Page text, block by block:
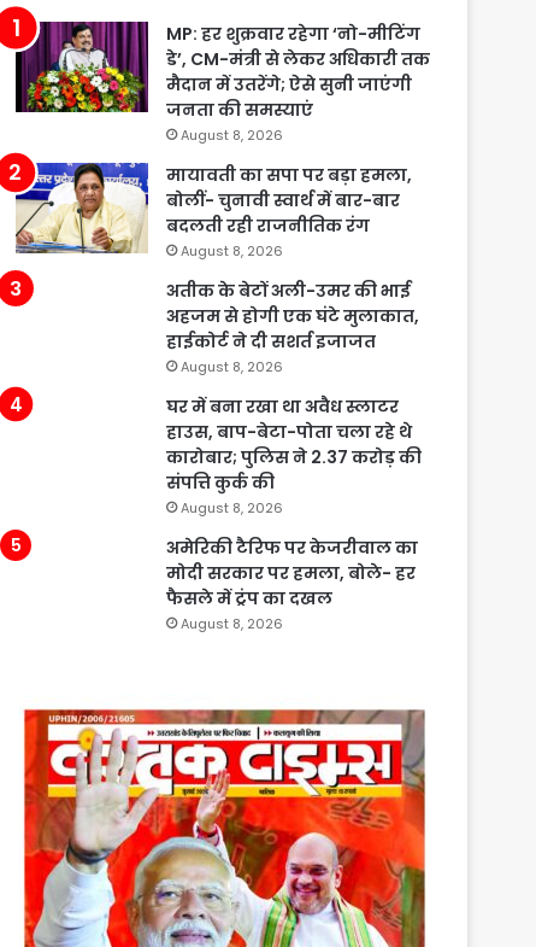
MP: हर शुक्रवार रहेगा ‘नो-मीटिंग
डे’, CM-मंत्री से लेकर अधिकारी तक
मैदान में उतरेंगे; ऐसे सुनी जाएंगी
जनता की समस्याएं
August 8, 2026
मायावती का सपा पर बड़ा हमला,
बोलीं- चुनावी स्वार्थ में बार-बार
बदलती रही राजनीतिक रंग
August 8, 2026
अतीक के बेटों अली-उमर की भाई
अहजम से होगी एक घंटे मुलाकात,
हाईकोर्ट ने दी सशर्त इजाजत
August 8, 2026
घर में बना रखा था अवैध स्लाटर
हाउस, बाप-बेटा-पोता चला रहे थे
कारोबार; पुलिस ने 2.37 करोड़ की
संपत्ति कुर्क की
August 8, 2026
अमेरिकी टैरिफ पर केजरीवाल का
मोदी सरकार पर हमला, बोले- हर
फैसले में ट्रंप का दखल
August 8, 2026